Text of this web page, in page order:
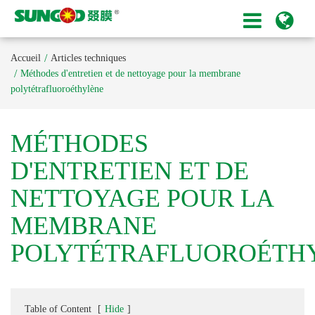
Accueil
Articles techniques
Méthodes d'entretien et de nettoyage pour la membrane
polytétrafluoroéthylène
MÉTHODES
D'ENTRETIEN ET DE
NETTOYAGE POUR LA
MEMBRANE
Table of Content [ Hide ]